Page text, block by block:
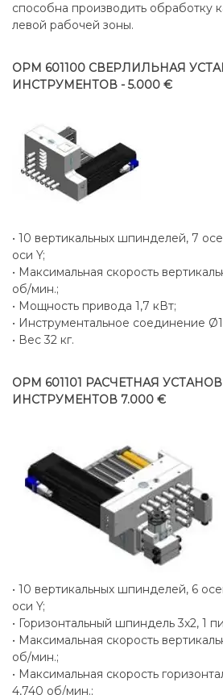
способна производить обработку
левой рабочей зоны.
OPМ 601100 СВЕРЛИЛЬНАЯ
ИНСТРУМЕНТОВ - 5.000 €
• 10 вертикальных шпинделей, 7
оси Y;
• Максимальная скорость
об/мин.;
• Мощность привода 1,7 кВт;
• Инструментальное соединение
• Вес 32 кг.
OPM 601101 РАСЧЕТНАЯ
ИНСТРУМЕНТОВ 7.000 €
• 10 вертикальных шпинделей, 6
оси Y;
• Горизонтальный шпиндель 3x2, 1
• Максимальная скорость
об/мин.;
• Максимальная скорость
4,740 об/мин.;